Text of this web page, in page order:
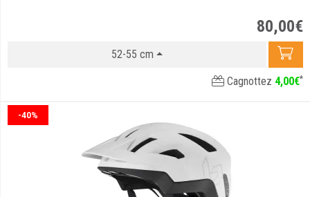
80,00€
52-55 cm
Cagnottez 4,00€*
-40%